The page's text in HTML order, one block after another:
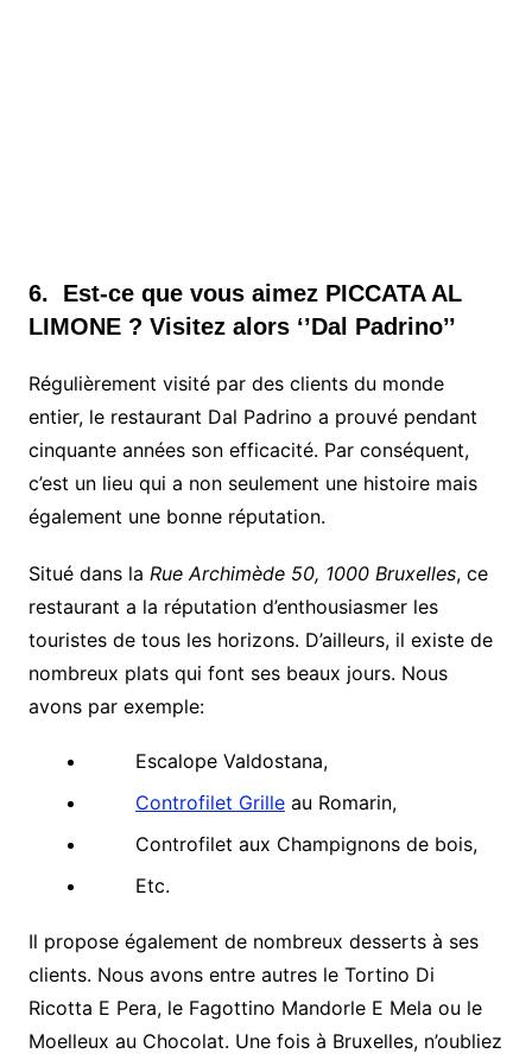
6. Est-ce que vous aimez PICCATA AL
LIMONE ? Visitez alors ‘’Dal Padrino’’
Régulièrement visité par des clients du monde
entier, le restaurant Dal Padrino a prouvé pendant
cinquante années son efficacité. Par conséquent,
c’est un lieu qui a non seulement une histoire mais
également une bonne réputation.
Situé dans la Rue Archimède 50, 1000 Bruxelles, ce
restaurant a la réputation d’enthousiasmer les
touristes de tous les horizons. D’ailleurs, il existe de
nombreux plats qui font ses beaux jours. Nous
avons par exemple:
Escalope Valdostana,
Controfilet Grilleau Romarin,
Controfilet aux Champignons de bois,
Etc.
Il propose également de nombreux desserts à ses
clients. Nous avons entre autres le Tortino Di
Ricotta E Pera, le Fagottino Mandorle E Mela ou le
Moelleux au Chocolat. Une fois à Bruxelles, n’oubliez